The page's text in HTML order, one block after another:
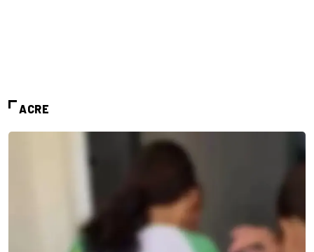
ACRE